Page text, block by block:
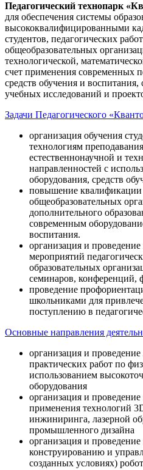
Педагогический технопарк
для обеспечения системы
высококвалифицированными
студентов, педагогических
общеобразовательных
технологической,
счет применения современных
средств обучения и
учебных исследований и
Задачи Педагогического
организация обучения
технологиям
естественнонаучной и
направленностей с
оборудования, средств
повышение квалификации
общеобразовательных
дополнительного
современным
воспитания.
организация и
мероприятий
образовательных
семинаров, конференций,
проведение
школьниками для
поступлению в
Основные направления
организация и
практических работ по
использованием
оборудования
организация и
применения технологий
инжиниринга, лазерной
промышленного дизайна
организация и
конструированию и
созданных условиях)